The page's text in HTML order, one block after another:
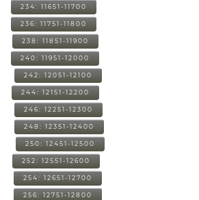
234: 11651-11700
236: 11751-11800
238: 11851-11900
240: 11951-12000
242: 12051-12100
244: 12151-12200
246: 12251-12300
248: 12351-12400
250: 12451-12500
252: 12551-12600
254: 12651-12700
256: 12751-12800